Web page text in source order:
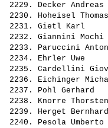
2229. Decker
2230. Hoheisel
2231. Gietl
2232. Giannini
2233. Paruccini
2234. Ehrler
2235. Cardellini
2236. Eichinger
2237. Pohl
2238. Knorre
2239. Herget
2240. Pesola